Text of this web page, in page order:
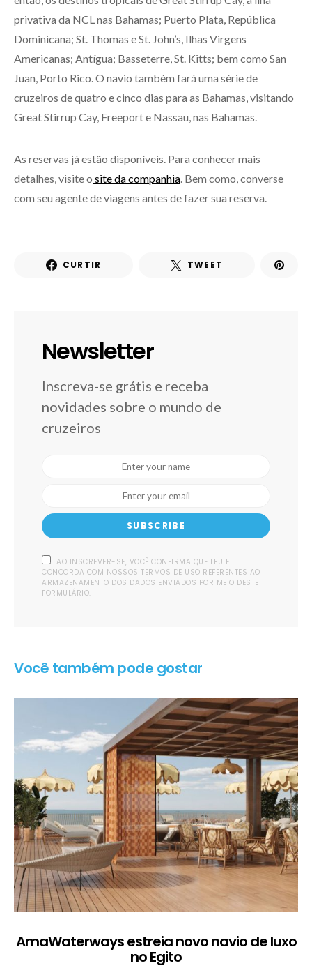
privativa da NCL nas Bahamas; Puerto Plata, República
Dominicana; St. Thomas e St. John’s, Ilhas Virgens
Americanas; Antígua; Basseterre, St. Kitts; bem como San
Juan, Porto Rico. O navio também fará uma série de
cruzeiros de quatro e cinco dias para as Bahamas, visitando
Great Stirrup Cay, Freeport e Nassau, nas Bahamas.
As reservas já estão disponíveis. Para conhecer mais
detalhes, visite o site da companhia . Bem como, converse
com seu agente de viagens antes de fazer sua reserva.
CURTIR TWEET
Newsletter
Inscreva-se grátis e receba
novidades sobre o mundo de
cruzeiros
SUBSCRIBE
AO INSCREVER-SE, VOCÊ CONFIRMA QUE LEU E
CONCORDA COM NOSSOS TERMOS DE USO REFERENTES AO
ARMAZENAMENTO DOS DADOS ENVIADOS POR MEIO DESTE
FORMULÁRIO.
Você também pode gostar
AmaWaterways estreia novo navio de luxo
no Egito